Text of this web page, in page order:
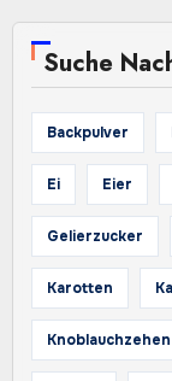
Suche
Backpulver
Ei Eier
Gelierzucker
Karotten
Knoblauchzehen